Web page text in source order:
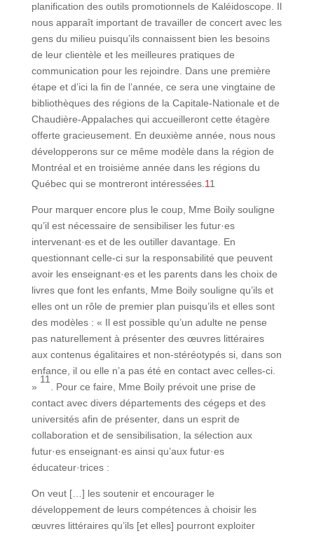
planification des outils promotionnels de Kaléidoscope. Il
nous apparaît important de travailler de concert avec les
gens du milieu puisqu’ils connaissent bien les besoins
de leur clientèle et les meilleures pratiques de
communication pour les rejoindre. Dans une première
étape et d’ici la fin de l’année, ce sera une vingtaine de
bibliothèques des régions de la Capitale-Nationale et de
Chaudière-Appalaches qui accueilleront cette étagère
offerte gracieusement. En deuxième année, nous nous
développerons sur ce même modèle dans la région de
Montréal et en troisième année dans les régions du
Québec qui se montreront intéressées. 11
Pour marquer encore plus le coup, Mme Boily souligne
qu’il est nécessaire de sensibiliser les futur·es
intervenant·es et de les outiller davantage. En
questionnant celle-ci sur la responsabilité que peuvent
avoir les enseignant·es et les parents dans les choix de
livres que font les enfants, Mme Boily souligne qu’ils et
elles ont un rôle de premier plan puisqu’ils et elles sont
des modèles : « Il est possible qu’un adulte ne pense
pas naturellement à présenter des œuvres littéraires
aux contenus égalitaires et non-stéréotypés si, dans son
enfance, il ou elle n’a pas été en contact avec celles-ci.
»
11
. Pour ce faire, Mme Boily prévoit une prise de
contact avec divers départements des cégeps et des
universités afin de présenter, dans un esprit de
collaboration et de sensibilisation, la sélection aux
futur·es enseignant·es ainsi qu’aux futur·es
éducateur·trices :
On veut […] les soutenir et encourager le
développement de leurs compétences à choisir les
œuvres littéraires qu’ils [et elles] pourront exploiter